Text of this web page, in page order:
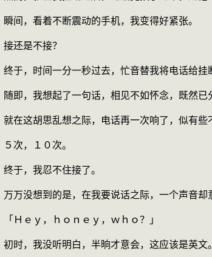
，看着不断震动的手机，我变得好紧张。
是不接？
，时间一分一秒过去，忙音替我将电话给挂
，我想起了一句话，相见不如怀念，既然已
这胡思乱想之际，电话再一次响了，似有些
，１０次。
，我忍不住接了。
没想到的是，在我要说话之际，一个声音却
ｅｙ，ｈｏｎｅｙ，ｗｈｏ？」
，我没听明白，半晌才意会，这应该是英文。